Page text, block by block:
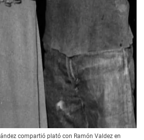
compartió plató con Ramón Valdez en